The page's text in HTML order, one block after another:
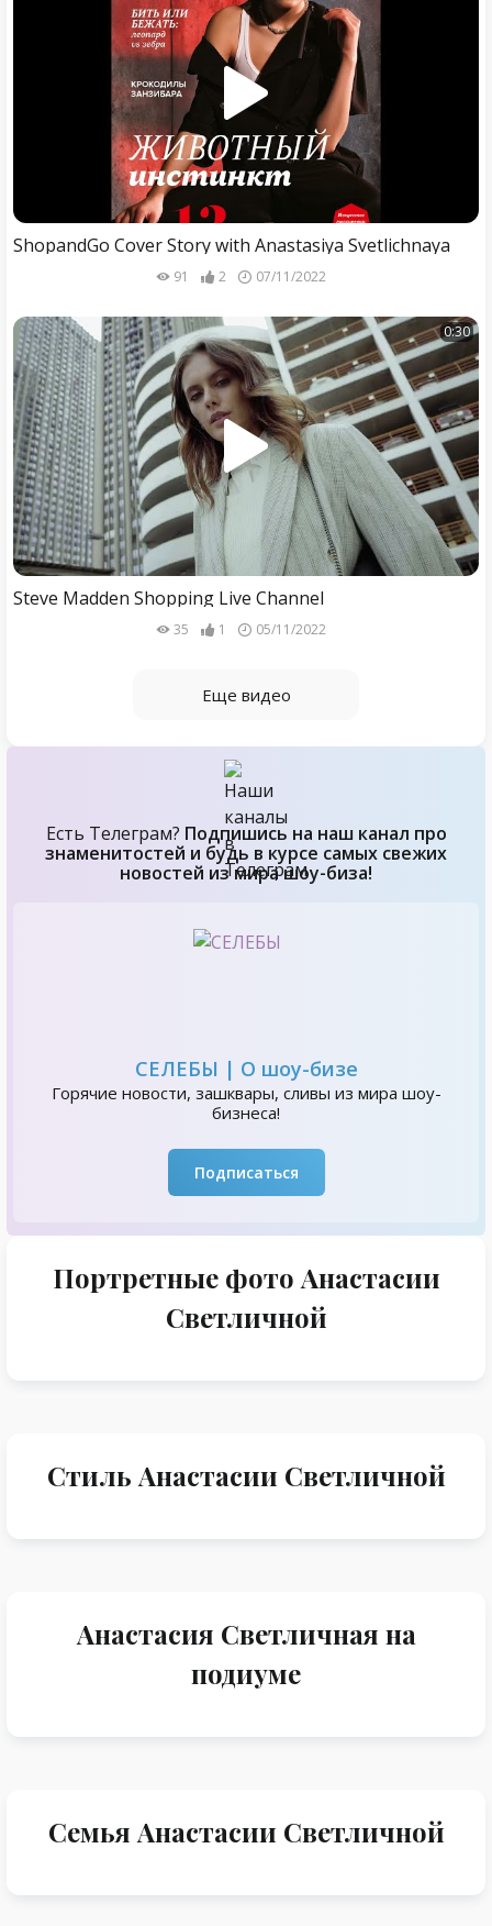
ShopandGo Cover Story with Anastasiya Svetlichnaya
91 2 07/11/2022
0:30
Steve Madden Shopping Live Channel
35 1 05/11/2022
Еще видео
Есть Телеграм? Подпишись на наш канал про
знаменитостей и будь в курсе самых свежих
новостей из мира шоу-биза!
СЕЛЕБЫ | О шоу-бизе
Горячие новости, зашквары, сливы из мира шоу-
бизнеса!
Подписаться
Портретные фото Анастасии
Светличной
Стиль Анастасии Светличной
Анастасия Светличная на
подиуме
Семья Анастасии Светличной